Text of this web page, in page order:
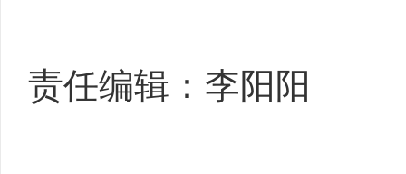
责任编辑：李阳阳